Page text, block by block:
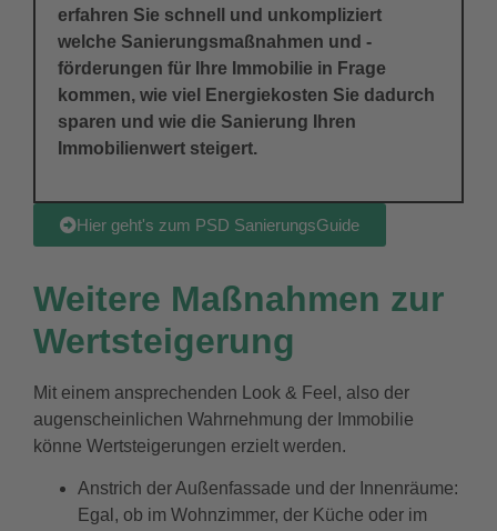
erfahren Sie schnell und unkompliziert
welche Sanierungsmaßnahmen und -
förderungen für Ihre Immobilie in Frage
kommen, wie viel Energiekosten Sie dadurch
sparen und wie die Sanierung Ihren
Immobilienwert steigert.
Hier geht's zum PSD SanierungsGuide
Weitere Maßnahmen zur
Wertsteigerung
Mit einem ansprechenden Look & Feel, also der
augenscheinlichen Wahrnehmung der Immobilie
könne Wertsteigerungen erzielt werden.
Anstrich der Außenfassade und der Innenräume:
Egal, ob im Wohnzimmer, der Küche oder im